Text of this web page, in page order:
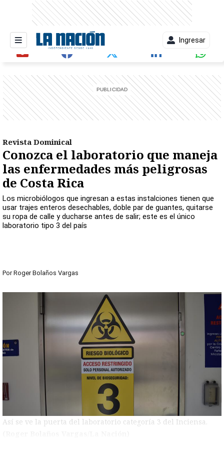
Ingresar
Revista Dominical
Conozca el laboratorio que maneja
las enfermedades más peligrosas
de Costa Rica
Los microbiólogos que ingresan a estas instalciones tienen que
usar trajes enteros desechables, doble par de guantes, quitarse
su ropa de calle y ducharse antes de salir; este es el único
laboratorio tipo 3 del país
Por Roger Bolaños Vargas
Así se ve la puerta del laboratorio categoría 3 del Inciensa.